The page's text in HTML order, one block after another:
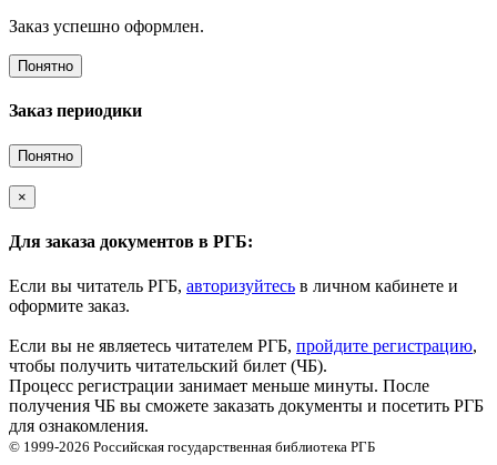
Заказ успешно оформлен.
Понятно
Заказ периодики
Понятно
×
Для заказа документов в РГБ:
Если вы читатель РГБ, авторизуйтесь в личном кабинете и
оформите заказ.
Если вы не являетесь читателем РГБ, пройдите регистрацию,
чтобы получить читательский билет (ЧБ).
Процесс регистрации занимает меньше минуты. После
получения ЧБ вы сможете заказать документы и посетить РГБ
для ознакомления.
© 1999-2026 Российская государственная библиотека РГБ